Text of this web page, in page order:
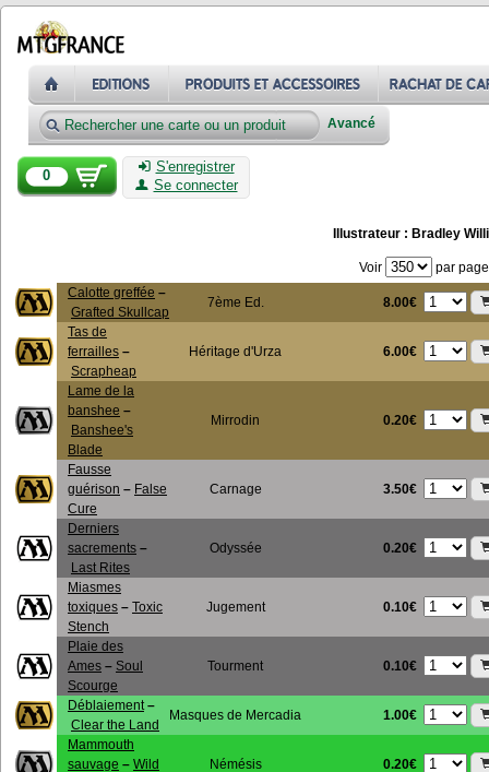
Avancé
0
S'enregistrer
Se connecter
Illustrateur : Bradley
Voir par page
Calotte greffée –
Grafted Skullcap
7ème Ed. 8.00€
Tas de
ferrailles –
Scrapheap
Héritage d'Urza 6.00€
Lame de la
banshee –
Banshee's
Blade
Mirrodin 0.20€
Fausse
guérison – False
Cure
Carnage 3.50€
Derniers
sacrements –
Last Rites
Odyssée 0.20€
Miasmes
toxiques – Toxic
Stench
Jugement 0.10€
Plaie des
Ames – Soul
Scourge
Tourment 0.10€
Déblaiement –
Clear the Land
Masques de Mercadia 1.00€
Mammouth
sauvage – Wild
Némésis 0.20€